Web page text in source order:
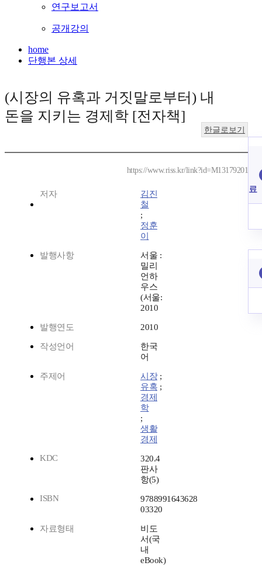
연구보고서
공개강의
home
단행본 상세
(시장의 유혹과 거짓말로부터) 내
돈을 지키는 경제학 [전자책]
한글로보기
https://www.riss.kr/link?id=M13179201
저자
김진
철
;
정훈
이
발행사항
서울 :
밀리
언하
우스
(서울:
2010
발행연도 2010
작성언어
한국
어
주제어 시장;
유혹 ;
경제
학
;
생활
경제
KDC
320.4
판사
항(5)
ISBN
9788991643628
03320
자료형태
비도
서(국
내
eBook)
료